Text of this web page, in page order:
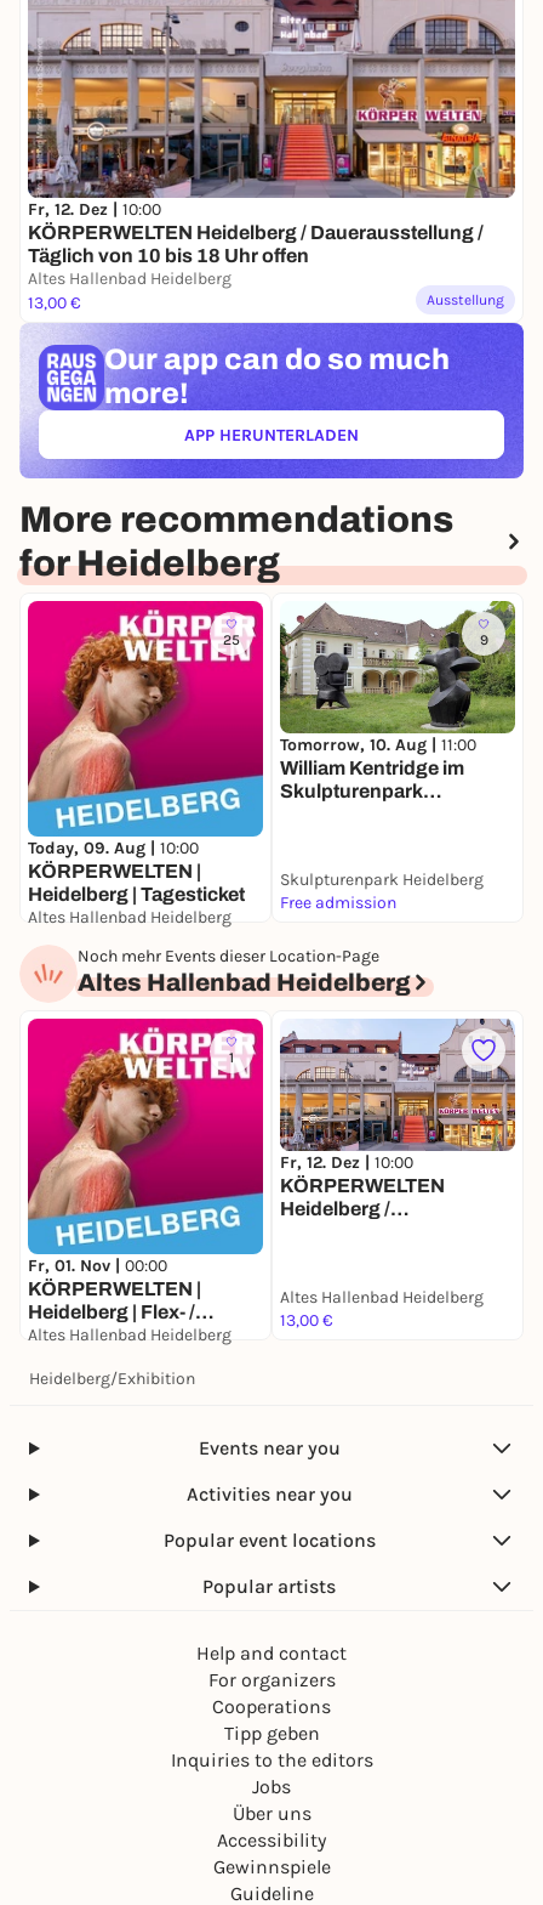
Fr, 12. Dez | 10:00
KÖRPERWELTEN Heidelberg / Dauerausstellung /
Täglich von 10 bis 18 Uhr offen
Altes Hallenbad Heidelberg
13,00 €
Ausstellung
Our app can do so much
more!
APP HERUNTERLADEN(ÖFFNET IN NEUEM TAB)
More recommendations
for Heidelberg
25
Today, 09. Aug | 10:00
KÖRPERWELTEN |
Heidelberg | Tagesticket
Altes Hallenbad Heidelberg
21,00 to 23,00 €
9
Tomorrow, 10. Aug | 11:00
William Kentridge im
Skulpturenpark
Skulpturenpark Heidelberg
Free admission
Noch mehr Events dieser Location-Page
Altes Hallenbad Heidelberg
1
Fr, 01. Nov | 00:00
KÖRPERWELTEN |
Heidelberg | Flex- /
Geschenkticket
Altes Hallenbad Heidelberg
Fr, 12. Dez | 10:00
KÖRPERWELTEN
Heidelberg /
Altes Hallenbad Heidelberg
13,00 €
Heidelberg/Exhibition
Events near you
Activities near you
Popular event locations
Popular artists
Help and contact
For organizers
Cooperations
Tipp geben
Inquiries to the editors
Jobs
Über uns
Accessibility
Gewinnspiele
Guideline